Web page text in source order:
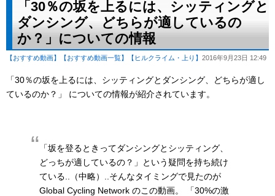
「30％の坂を上るには、シッティングと
ダンシング、どちらが適しているの
か？」についての情報
【おすすめ動画】 【おすすめ動画一覧】 【ヒルクライム・上り】 2016年9月23日 12:49
「30％の坂を上るには、シッティングとダンシング、どちらが適し
ているのか？」 についての情報が紹介されています。
「坂を登るときってダンシングとシッティング、
どっちが適しているの？」という疑問を持ち続け
ている..（中略）..そんなタイミングで見たのが
Global Cycling Network のこの動画。 「30%の激